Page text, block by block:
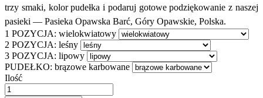
trzy smaki, kolor pudełka i podaruj gotowe podziękowanie z naszej
pasieki — Pasieka Opawska Barć, Góry Opawskie, Polska.
1 POZYCJA: wielokwiatowy
2 POZYCJA: leśny
3 POZYCJA: lipowy
PUDEŁKO: brązowe karbowane
Ilość